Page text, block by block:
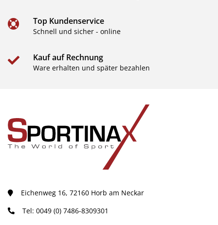
Top Kundenservice
Schnell und sicher - online
Kauf auf Rechnung
Ware erhalten und später bezahlen
Eichenweg 16, 72160 Horb am Neckar
Tel: 0049 (0) 7486-8309301